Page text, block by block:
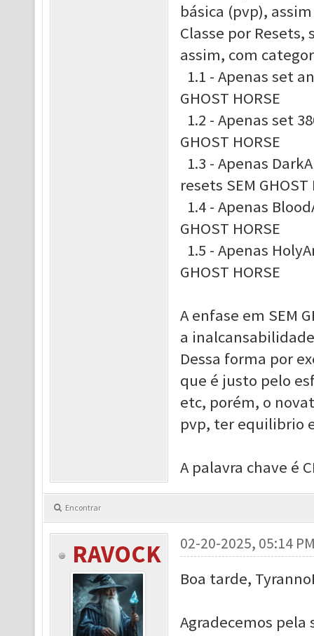
básica (pvp),
Classe por
assim, com
1.1 - Apenas set
GHOST HORSE
1.2 - Apenas set
GHOST HORSE
1.3 - Apenas
resets SEM GHOST
1.4 - Apenas
GHOST HORSE
1.5 - Apenas
GHOST HORSE
A enfase em SEM
a
Dessa forma por
que é justo pelo
etc, porém, o
pvp, ter equilibrio
A palavra chave é
Encontrar
RAVOCK 02-20-2025, 05:14
Boa tarde,
Agradecemos pela